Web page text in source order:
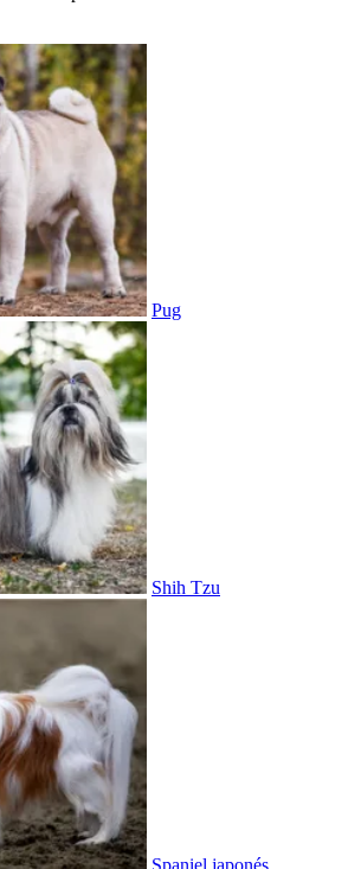
Pug
Shih Tzu
Spaniel japonés